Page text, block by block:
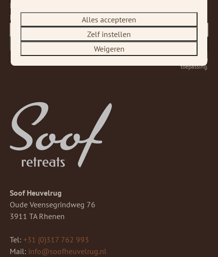
Meld je aan voor onze nieuwsbrief en ontvang
het laatste nieuws en diverse deals!
Versturen
zijn van
toepassing.
Soof Heuvelrug
Oude Veensegrindweg 76
3911 TA Rhenen
Tel: +31 (0)317 762 993
Mail: info@soofheuvelrug.nl
Alles accepteren
Zelf instellen
Weigeren